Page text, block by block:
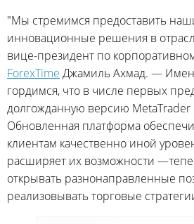
"Мы стремимся предоставить
инновационные решения в
вице-президент по
ForexTime Джамиль Ахмад. —
гордимся, что в числе первых
долгожданную версию
Обновленная платформа
клиентам качественно иной
расширяет их возможности
открывать разнонаправленные
реализовывать торговые